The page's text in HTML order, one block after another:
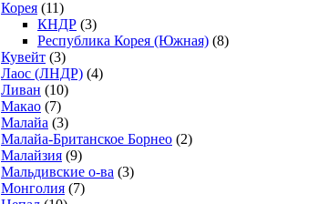
Корея (11)
КНДР (3)
Республика Корея (Южная) (8)
Кувейт (3)
Лаос (ЛНДР) (4)
Ливан (10)
Макао (7)
Малайа (3)
Малайа-Британское Борнео (2)
Малайзия (9)
Мальдивские о-ва (3)
Монголия (7)